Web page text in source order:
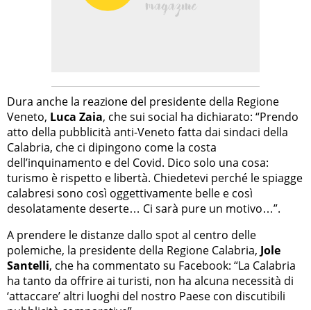
Dura anche la reazione del presidente della Regione
Veneto, Luca Zaia, che sui social ha dichiarato: “Prendo
atto della pubblicità anti-Veneto fatta dai sindaci della
Calabria, che ci dipingono come la costa
dell’inquinamento e del Covid. Dico solo una cosa:
turismo è rispetto e libertà. Chiedetevi perché le spiagge
calabresi sono così oggettivamente belle e così
desolatamente deserte… Ci sarà pure un motivo…”.
A prendere le distanze dallo spot al centro delle
polemiche, la presidente della Regione Calabria, Jole
Santelli, che ha commentato su Facebook: “La Calabria
ha tanto da offrire ai turisti, non ha alcuna necessità di
‘attaccare’ altri luoghi del nostro Paese con discutibili